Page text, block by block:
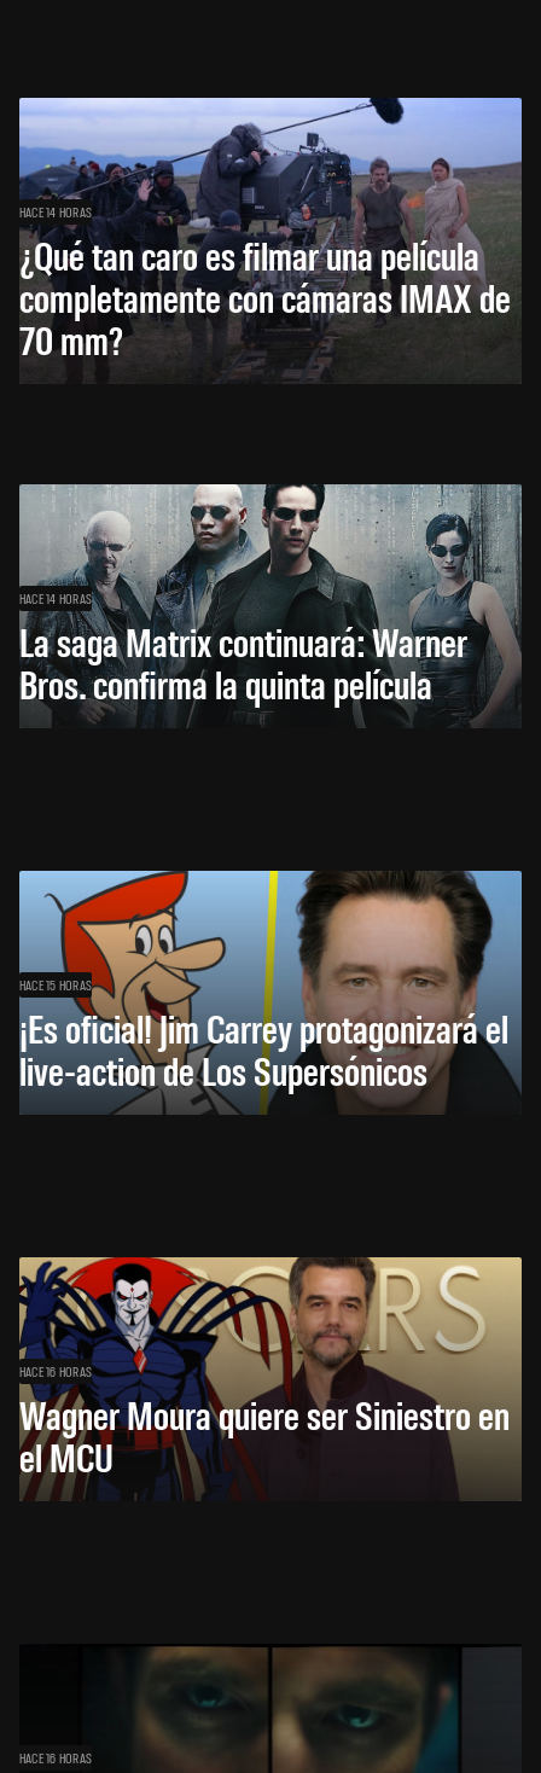
HACE 14 HORAS
¿Qué tan caro es filmar una película
completamente con cámaras IMAX de
70 mm?
HACE 14 HORAS
La saga Matrix continuará: Warner
Bros. confirma la quinta película
HACE 15 HORAS
¡Es oficial! Jim Carrey protagonizará el
live-action de Los Supersónicos
HACE 16 HORAS
Wagner Moura quiere ser Siniestro en
el MCU
HACE 16 HORAS